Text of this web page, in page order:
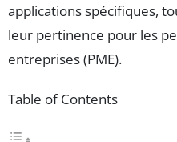
applications spécifiques,
leur pertinence pour les
entreprises (PME).
Table of Contents